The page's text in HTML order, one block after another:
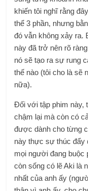
khiến tôi nghĩ rằng
thể 3 phần, nhưng
đó vẫn không xảy ra.
này đã trở nên rõ
nó sẽ tạo ra sự rung
thế nào (tôi cho là sẽ
nữa).
Đối với tập phim này,
chậm lại mà còn có
được dành cho từng
này thực sự thúc đẩy
mọi người đang buộc
còn sống có lẽ Aki là
nhất của anh ấy